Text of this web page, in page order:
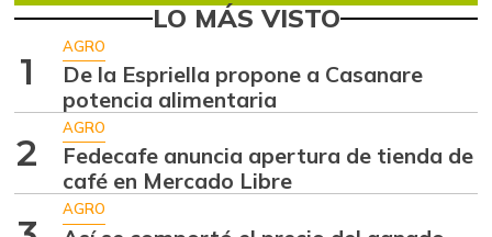
LO MÁS VISTO
1
AGRO
De la Espriella propone a Casanare
potencia alimentaria
2
AGRO
Fedecafe anuncia apertura de tienda de
café en Mercado Libre
AGRO